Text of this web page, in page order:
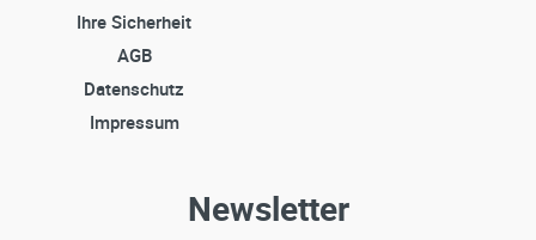
Ihre Sicherheit
AGB
Datenschutz
Impressum
Newsletter